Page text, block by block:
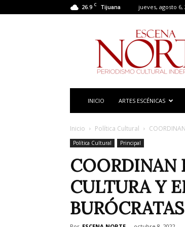
26.9 C Tijuana jueves, agosto 6,
Norte
INICIO ARTES ESCÉNICAS
Inicio Política Cultural
Política Cultural Principal
COORDINAN
CULTURA Y
BURÓCRATAS